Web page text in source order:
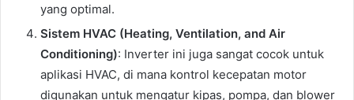
yang optimal.
Sistem HVAC (Heating, Ventilation, and Air
Conditioning): Inverter ini juga sangat cocok untuk
aplikasi HVAC, di mana kontrol kecepatan motor
digunakan untuk mengatur kipas, pompa, dan blower